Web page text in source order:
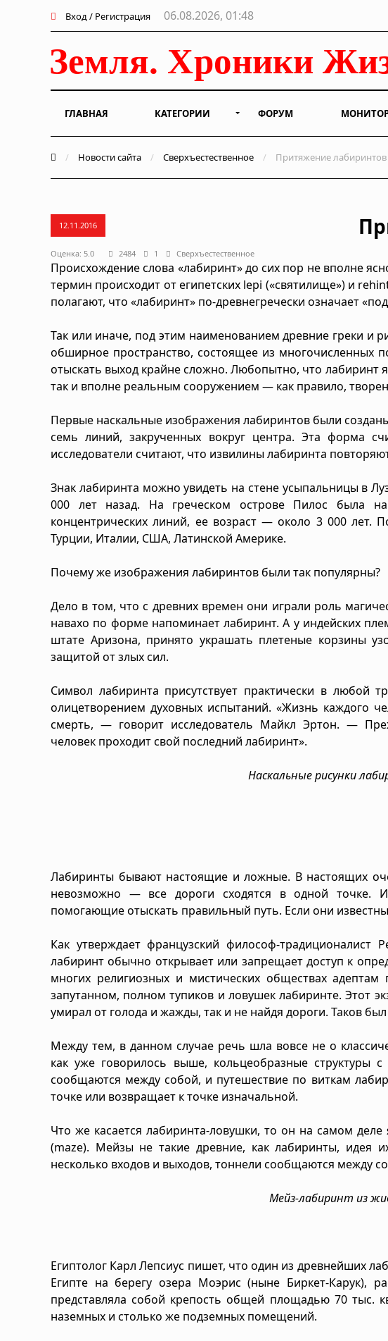
Вход / Регистрация 06.08.2026, 01:48
ГЛАВНАЯ КАТЕГОРИИ ФОРУМ
/ Новости сайта / Сверхъестественное / Притяжение лабиринтов
12.11.2016
Оценка: 5.0 2484 1 Сверхъестественное
Происхождение слова «лабиринт» до сих пор не вполне
термин происходит от египетских lepi («святилище») и
полагают, что «лабиринт» по-древнегречески означает
Так или иначе, под этим наименованием древние греки и
обширное пространство, состоящее из
отыскать выход крайне сложно. Любопытно, что лабиринт
так и вполне реальным сооружением — как правило,
Первые наскальные изображения лабиринтов были
семь линий, закрученных вокруг центра. Эта форма
исследователи считают, что извилины лабиринта
Знак лабиринта можно увидеть на стене усыпальницы в
000 лет назад. На греческом острове Пилос была
концентрических линий, ее возраст — около 3 000 лет.
Турции, Италии, США, Латинской Америке.
Почему же изображения лабиринтов были так популярны?
Дело в том, что с древних времен они играли роль
навахо по форме напоминает лабиринт. А у индейских
штате Аризона, принято украшать плетеные корзины
защитой от злых сил.
Символ лабиринта присутствует практически в любой
олицетворением духовных испытаний. «Жизнь каждого
смерть, — говорит исследователь Майкл Эртон. —
человек проходит свой последний лабиринт».
Наскальные рисунки
Лабиринты бывают настоящие и ложные. В настоящих
невозможно — все дороги сходятся в одной точке.
помогающие отыскать правильный путь. Если они
Как утверждает французский философ-
лабиринт обычно открывает или запрещает доступ к
многих религиозных и мистических обществах адептам
запутанном, полном тупиков и ловушек лабиринте. Этот
умирал от голода и жажды, так и не найдя дороги. Таков
Между тем, в данном случае речь шла вовсе не о
как уже говорилось выше, кольцеобразные
сообщаются между собой, и путешествие по виткам
точке или возвращает к точке изначальной.
Что же касается лабиринта-ловушки, то он на самом
(maze). Мейзы не такие древние, как лабиринты, идея
несколько входов и выходов, тоннели сообщаются между
Мейз-лабиринт из
Египтолог Карл Лепсиус пишет, что один из древнейших
Египте на берегу озера Моэрис (ныне Биркет-Карук),
представляла собой крепость общей площадью 70 тыс.
наземных и столько же подземных помещений.